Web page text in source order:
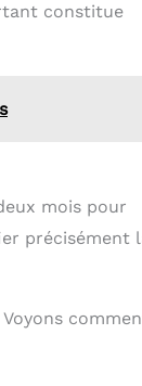
constitue
mois pour
précisément